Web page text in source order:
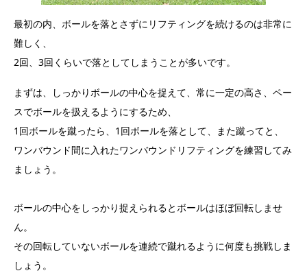
最初の内、ボールを落とさずにリフティングを続けるのは非常に
難しく、
2回、3回くらいで落としてしまうことが多いです。
まずは、しっかりボールの中心を捉えて、常に一定の高さ、ペー
スでボールを扱えるようにするため、
1回ボールを蹴ったら、1回ボールを落として、また蹴ってと、
ワンバウンド間に入れたワンバウンドリフティングを練習してみ
ましょう。
ボールの中心をしっかり捉えられるとボールはほぼ回転しませ
ん。
その回転していないボールを連続で蹴れるように何度も挑戦しま
しょう。